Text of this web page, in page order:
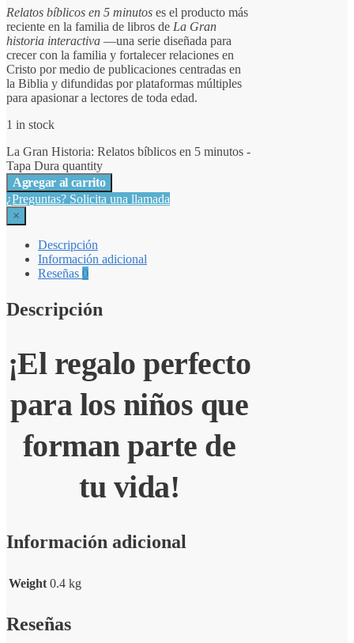
Relatos bíblicos en 5 minutos es el producto más
reciente en la familia de libros de La Gran
historia interactiva —una serie diseñada para
crecer con la familia y fortalecer relaciones en
Cristo por medio de publicaciones centradas en
la Biblia y difundidas por plataformas múltiples
para apasionar a lectores de toda edad.
1 in stock
La Gran Historia: Relatos bíblicos en 5 minutos -
Tapa Dura quantity
Agregar al carrito
¿Preguntas? Solicita una llamada
×
Descripción
Información adicional
Reseñas 0
Descripción
¡El regalo perfecto
para los niños que
forman parte de
tu vida!
Información adicional
Weight 0.4 kg
Reseñas